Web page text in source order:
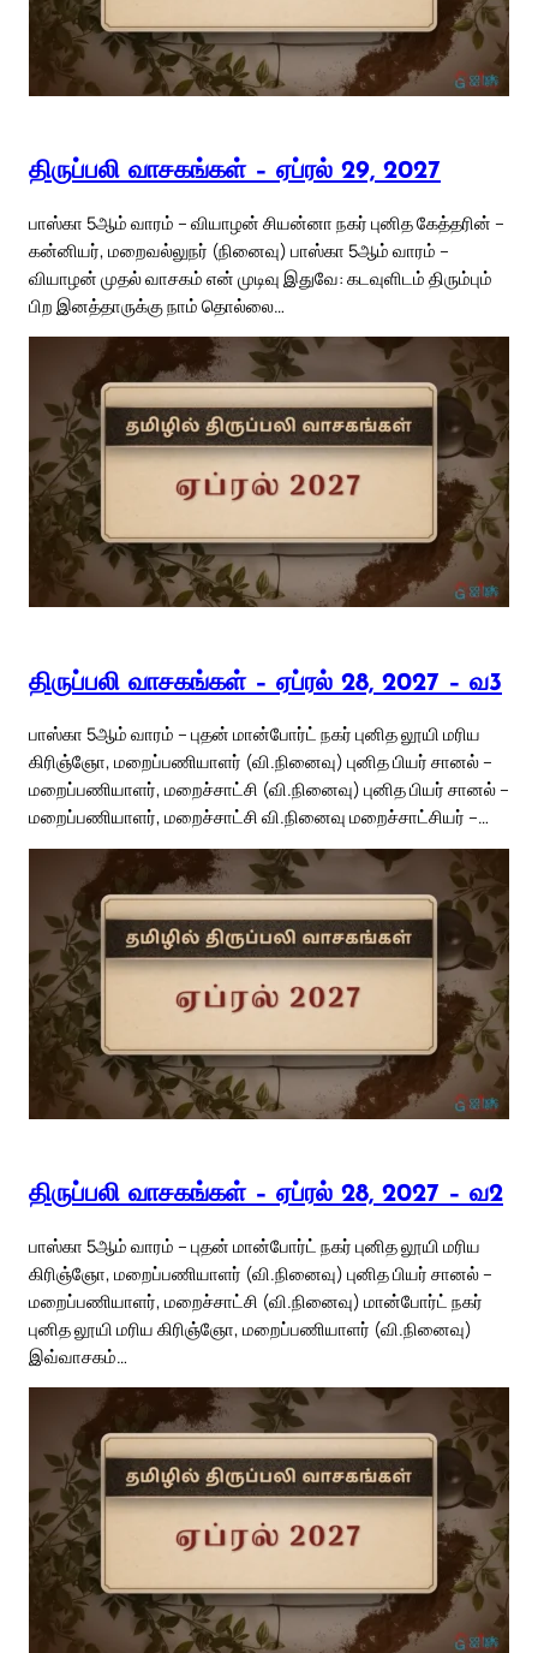
திருப்பலி வாசகங்கள் – ஏப்ரல் 29, 2027
பாஸ்கா 5ஆம் வாரம் – வியாழன் சியன்னா நகர் புனித கேத்தரின் –
கன்னியர், மறைவல்லுநர் (நினைவு) பாஸ்கா 5ஆம் வாரம் –
வியாழன் முதல் வாசகம் என் முடிவு இதுவே: கடவுளிடம் திரும்பும்
பிற இனத்தாருக்கு நாம் தொல்லை…
திருப்பலி வாசகங்கள் – ஏப்ரல் 28, 2027 – வ3
பாஸ்கா 5ஆம் வாரம் – புதன் மான்போர்ட் நகர் புனித லூயி மரிய
கிரிஞ்ஞோ, மறைப்பணியாளர் (வி.நினைவு) புனித பியர் சானல் –
மறைப்பணியாளர், மறைச்சாட்சி (வி.நினைவு) புனித பியர் சானல் –
மறைப்பணியாளர், மறைச்சாட்சி வி.நினைவு மறைச்சாட்சியர் –…
திருப்பலி வாசகங்கள் – ஏப்ரல் 28, 2027 – வ2
பாஸ்கா 5ஆம் வாரம் – புதன் மான்போர்ட் நகர் புனித லூயி மரிய
கிரிஞ்ஞோ, மறைப்பணியாளர் (வி.நினைவு) புனித பியர் சானல் –
மறைப்பணியாளர், மறைச்சாட்சி (வி.நினைவு) மான்போர்ட் நகர்
புனித லூயி மரிய கிரிஞ்ஞோ, மறைப்பணியாளர் (வி.நினைவு)
இவ்வாசகம்…